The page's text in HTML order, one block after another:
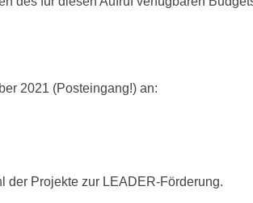
2021 (Posteingang!) an:
der Projekte zur LEADER-Förderung.